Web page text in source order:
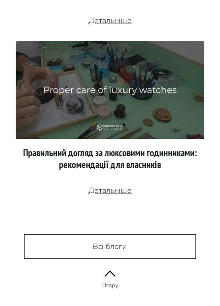
Детальніше
Правильний догляд за люксовими годинниками:
рекомендації для власників
Детальніше
Всі блоги
Вгору